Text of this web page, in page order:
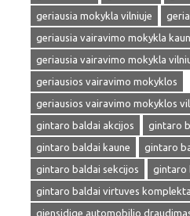
geriausia mokykla vilniuje
geriausia vairavimo mokykla
geriausia vairavimo mokykla
geriausios vairavimo mokyklos
geriausios vairavimo mokyklos
gintaro baldai akcijos
gintaro
gintaro baldai kaune
gintaro
gintaro baldai sekcijos
gintaro
gintaro baldai virtuves
gjensidige automobilio